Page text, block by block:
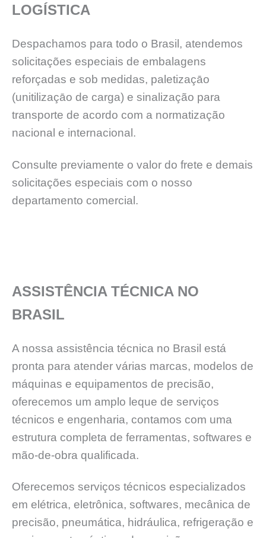
LOGÍSTICA
Despachamos para todo o Brasil, atendemos
solicitações especiais de embalagens
reforçadas e sob medidas, paletizaçāo
(unitilizaçāo de carga) e sinalização para
transporte de acordo com a normatização
nacional e internacional.
Consulte previamente o valor do frete e demais
solicitações especiais com o nosso
departamento comercial.
ASSISTÊNCIA TÉCNICA NO
BRASIL
A nossa assistência técnica no Brasil está
pronta para atender várias marcas, modelos de
máquinas e equipamentos de precisão,
oferecemos um amplo leque de serviços
técnicos e engenharia, contamos com uma
estrutura completa de ferramentas, softwares e
mão-de-obra qualificada.
Oferecemos serviços técnicos especializados
em elétrica, eletrônica, softwares, mecânica de
precisão, pneumática, hidráulica, refrigeração e